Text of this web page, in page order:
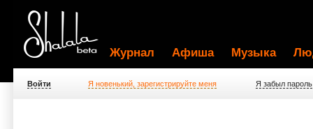
Журнал Афиша Музыка
Войти Я новенький, зарегистрируйте меня Я забыл пароль